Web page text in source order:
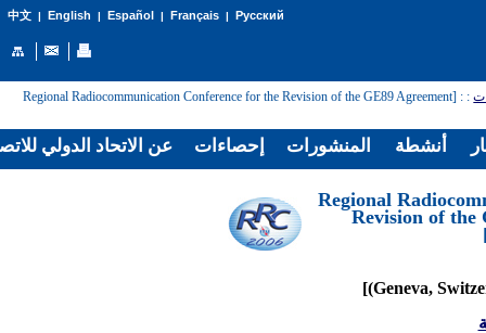
中文| English | Español | Français| Русский
:
: [Regional Radiocommunication Conference for the Revision of the GE89 Agreement
[Regional
Revision of the
عن الاتحاد الدولي إحصاءات المنشورات أنشطة